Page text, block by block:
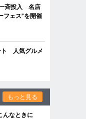
斉投入 名店
フェス”を開催
ト 人気グルメ
もっと見る
んなときに